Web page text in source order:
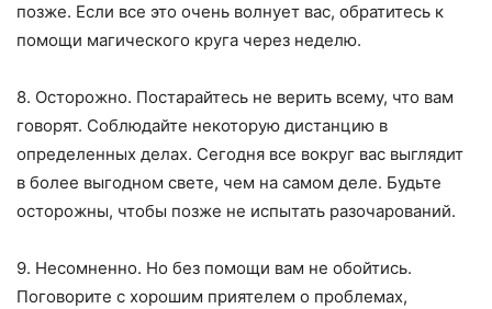
позже. Если все это очень волнует вас, обратитесь к
помощи магического круга через неделю.
8. Осторожно. Постарайтесь не верить всему, что вам
говорят. Соблюдайте некоторую дистанцию в
определенных делах. Сегодня все вокруг вас выглядит
в более выгодном свете, чем на самом деле. Будьте
осторожны, чтобы позже не испытать разочарований.
9. Несомненно. Но без помощи вам не обойтись.
Поговорите с хорошим приятелем о проблемах,